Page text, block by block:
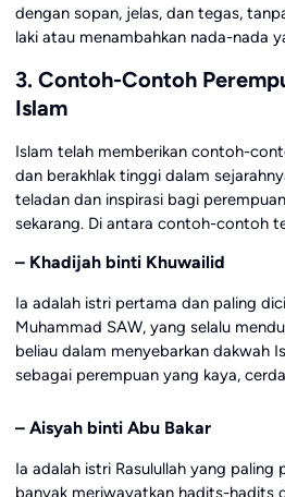
dengan sopan, jelas, dan tegas,
laki atau menambahkan nada-nada
3. Contoh-Contoh
Islam
Islam telah memberikan contoh-
dan berakhlak tinggi dalam
teladan dan inspirasi bagi
sekarang. Di antara contoh-contoh
– Khadijah binti Khuwailid
Ia adalah istri pertama dan paling
Muhammad SAW, yang selalu
beliau dalam menyebarkan dakwah
sebagai perempuan yang kaya,
– Aisyah binti Abu Bakar
Ia adalah istri Rasulullah yang paling
banyak meriwayatkan hadits-hadits